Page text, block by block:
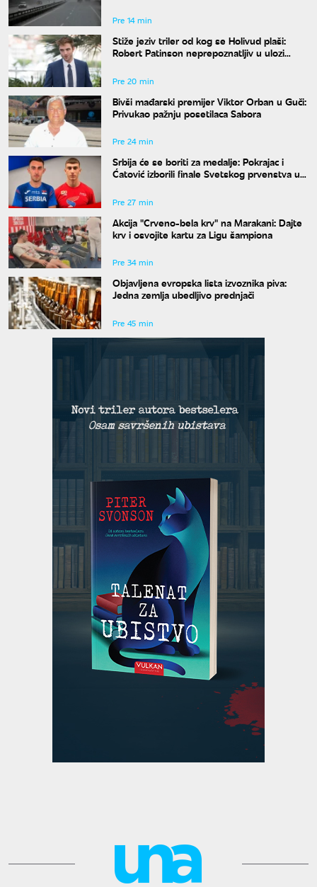
Pre 14 min
Stiže jeziv triler od kog se Holivud plaši:
Robert Patinson neprepoznatljiv u ulozi
Pre 20 min
Bivši mađarski premijer Viktor Orban u Guči:
Privukao pažnju posetilaca Sabora
Pre 24 min
Srbija će se boriti za medalje: Pokrajac i
Ćatović izborili finale Svetskog prvenstva u
Pre 27 min
Akcija "Crveno-bela krv" na Marakani: Dajte
krv i osvojite kartu za Ligu šampiona
Pre 34 min
Objavljena evropska lista izvoznika piva:
Jedna zemlja ubedljivo prednjači
Pre 45 min